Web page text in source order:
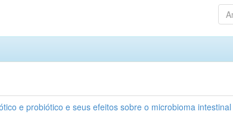
e probiótico e seus efeitos sobre o microbioma intestinal